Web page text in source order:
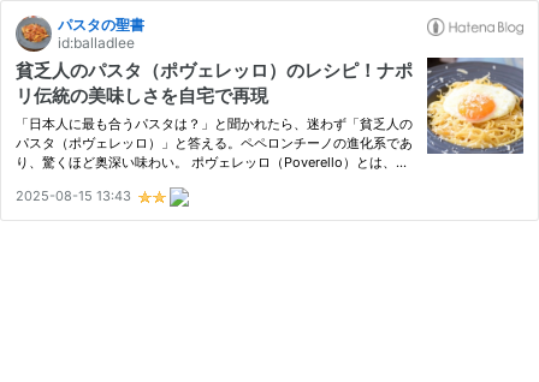
パスタの聖書
id:balladlee
貧乏人のパスタ（ポヴェレッロ）のレシピ！ナポ
リ伝統の美味しさを自宅で再現
「日本人に最も合うパスタは？」と聞かれたら、迷わず「貧乏人の
パスタ（ポヴェレッロ）」と答える。ペペロンチーノの進化系であ
り、驚くほど奥深い味わい。 ポヴェレッロ（Poverello）とは、イ
使われる食材も決して“貧乏人向け”ではない。飲食店ではまず見…
2025-08-15 13:43